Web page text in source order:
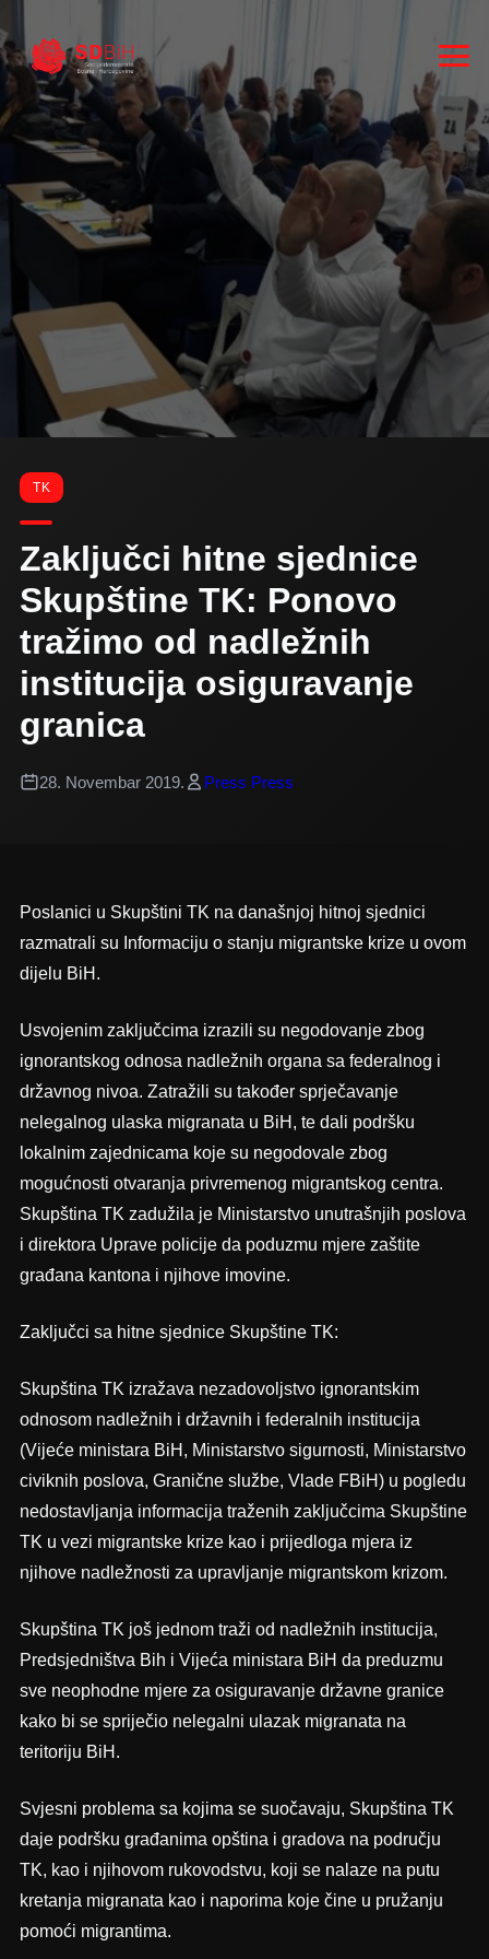
RUKOVODSTVO
ZASTUPNICI
TK
Zaključci hitne sjednice
Skupštine TK: Ponovo
tražimo od nadležnih
institucija osiguravanje
granica
28. Novembar 2019. Press Press
Poslanici u Skupštini TK na današnjoj hitnoj sjednici
razmatrali su Informaciju o stanju migrantske krize u ovom
dijelu BiH.
Usvojenim zaključcima izrazili su negodovanje zbog
ignorantskog odnosa nadležnih organa sa federalnog i
državnog nivoa. Zatražili su također sprječavanje
nelegalnog ulaska migranata u BiH, te dali podršku
lokalnim zajednicama koje su negodovale zbog
mogućnosti otvaranja privremenog migrantskog centra.
Skupština TK zadužila je Ministarstvo unutrašnjih poslova
i direktora Uprave policije da poduzmu mjere zaštite
građana kantona i njihove imovine.
Zaključci sa hitne sjednice Skupštine TK:
Skupština TK izražava nezadovoljstvo ignorantskim
odnosom nadležnih i državnih i federalnih institucija
(Vijeće ministara BiH, Ministarstvo sigurnosti, Ministarstvo
civiknih poslova, Granične službe, Vlade FBiH) u pogledu
nedostavljanja informacija traženih zaključcima Skupštine
TK u vezi migrantske krize kao i prijedloga mjera iz
njihove nadležnosti za upravljanje migrantskom krizom.
Skupština TK još jednom traži od nadležnih institucija,
Predsjedništva Bih i Vijeća ministara BiH da preduzmu
sve neophodne mjere za osiguravanje državne granice
kako bi se spriječio nelegalni ulazak migranata na
teritoriju BiH.
Svjesni problema sa kojima se suočavaju, Skupština TK
daje podršku građanima opština i gradova na području
TK, kao i njihovom rukovodstvu, koji se nalaze na putu
kretanja migranata kao i naporima koje čine u pružanju
pomoći migrantima.